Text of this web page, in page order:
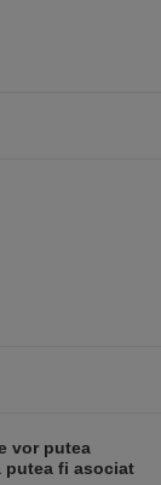
vor putea
putea fi asociat